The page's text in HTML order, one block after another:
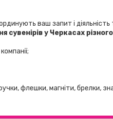
ваш запит і
сувенірів у Черкасах
флешки, магніти, брелки,